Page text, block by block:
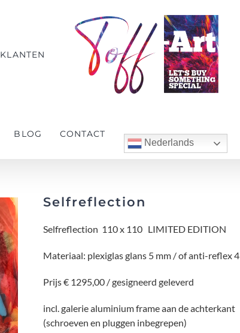
KLANTEN
BLOG CONTACT
Nederlands
Selfreflection
Selfreflection 110 x 110 LIMITED EDITION
Materiaal: plexiglas glans 5 mm / of anti-reflex
Prijs € 1295,00 / gesigneerd geleverd
incl. galerie aluminium frame aan de achterkant
(schroeven en pluggen inbegrepen)